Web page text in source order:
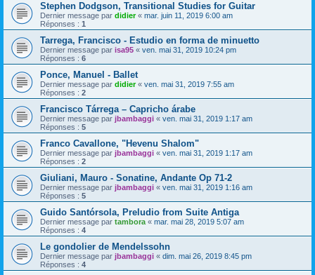
Stephen Dodgson, Transitional Studies for Guitar
Dernier message par didier« mar. juin 11, 2019 6:00 am
Réponses : 1
Tarrega, Francisco - Estudio en forma de minuetto
Dernier message par isa95 « ven. mai 31, 2019 10:24 pm
Réponses : 6
Ponce, Manuel - Ballet
Dernier message par didier« ven. mai 31, 2019 7:55 am
Réponses : 2
Francisco Tárrega – Capricho árabe
Dernier message par jbambaggi « ven. mai 31, 2019 1:17 am
Réponses : 5
Franco Cavallone, "Hevenu Shalom"
Dernier message par jbambaggi « ven. mai 31, 2019 1:17 am
Réponses : 2
Giuliani, Mauro - Sonatine, Andante Op 71-2
Dernier message par jbambaggi « ven. mai 31, 2019 1:16 am
Réponses : 5
Guido Santórsola, Preludio from Suite Antiga
Dernier message par tambora « mar. mai 28, 2019 5:07 am
Réponses : 4
Le gondolier de Mendelssohn
Dernier message par jbambaggi « dim. mai 26, 2019 8:45 pm
Réponses : 4